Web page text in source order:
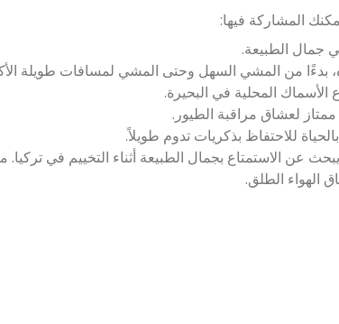
المشاركة فيها:
جمال الطبيعة.
بدءًا من المشي السهل وحتى المشي لمسافات طويلة
المحلية في البحيرة.
لعشاق مراقبة الطيور.
للاحتفاظ بذكريات تدوم طويلاً.
عن الاستمتاع بجمال الطبيعة أثناء التخييم في تركيا.
الهواء الطلق.